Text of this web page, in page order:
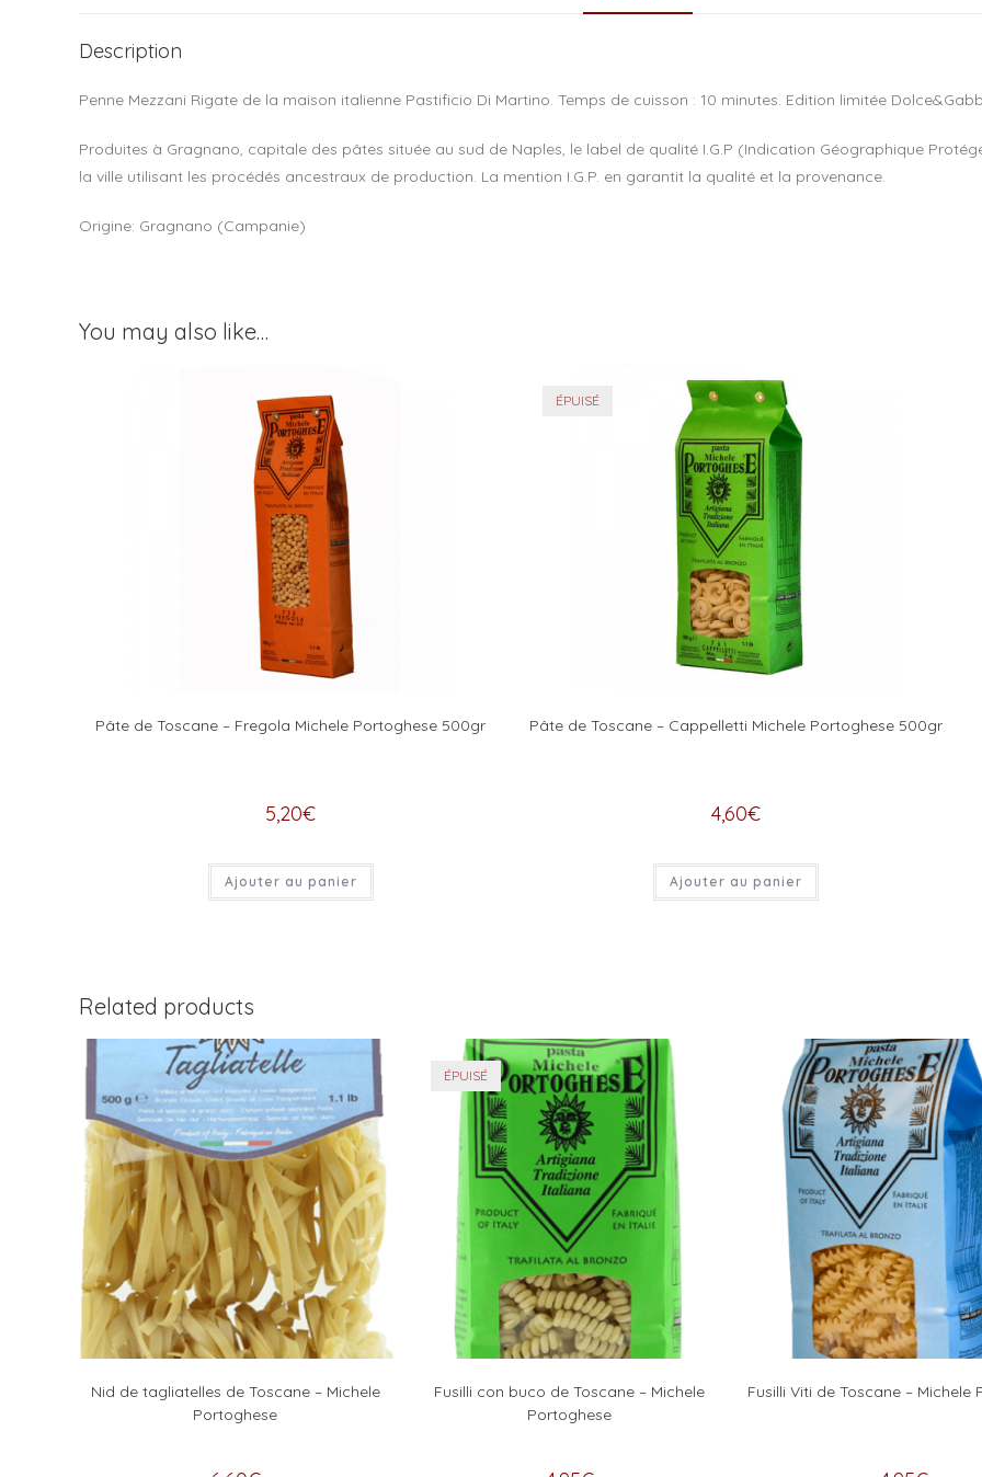
Description
Penne Mezzani Rigate de la maison italienne Pastificio Di Martino. Temps de cuisson : 10 minutes. Edition limitée
Produites à Gragnano, capitale des pâtes située au sud de Naples, le label de qualité I.G.P (Indication Géographique
la ville utilisant les procédés ancestraux de production. La mention I.G.P. en garantit la qualité et la provenance.
Origine: Gragnano (Campanie)
You may also like…
Pâte de Toscane – Fregola Michele Portoghese 500gr
5,20€
Ajouter au panier
ÉPUISÉ
Pâte de Toscane – Cappelletti Michele Portoghese 500gr
4,60€
Ajouter au panier
Related products
Nid de tagliatelles de Toscane – Michele
Portoghese
ÉPUISÉ
Fusilli con buco de Toscane – Michele
Portoghese
Fusilli Viti de Toscane – Michele